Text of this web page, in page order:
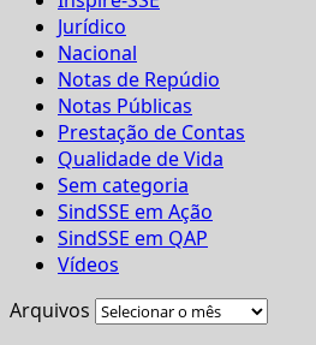
Jurídico
Nacional
Notas de Repúdio
Notas Públicas
Prestação de Contas
Qualidade de Vida
Sem categoria
SindSSE em Ação
SindSSE em QAP
Vídeos
Arquivos